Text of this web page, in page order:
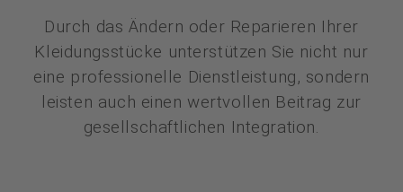
Durch das Ändern oder Reparieren Ihrer
Kleidungsstücke unterstützen Sie nicht nur
eine professionelle Dienstleistung, sondern
leisten auch einen wertvollen Beitrag zur
gesellschaftlichen Integration.